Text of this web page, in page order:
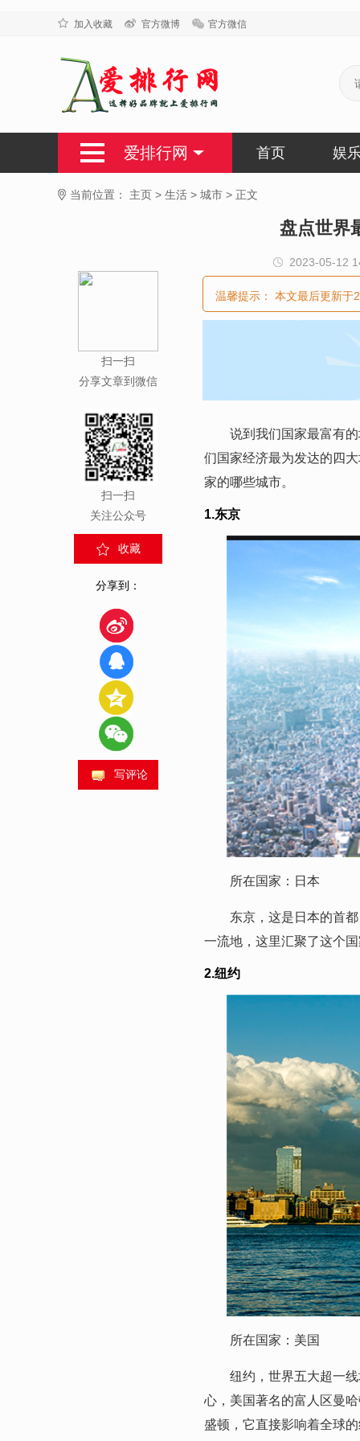
加入收藏 官方微博 官方微信
爱排行网 首页 娱
当前位置： 主页 > 生活 > 城市 > 正文
扫一扫
分享文章到微信
扫一扫
关注公众号
收藏
分享到：
写评论
盘点世界
2023-05-12
温馨提示： 本文最后更新于
说到我们国家最富有的
们国家经济最为发达的四
家的哪些城市。
1.东京
所在国家：日本
东京，这是日本的首都
一流地，这里汇聚了这个
2.纽约
所在国家：美国
纽约，世界五大超一线
心，美国著名的富人区曼
盛顿，它直接影响着全球